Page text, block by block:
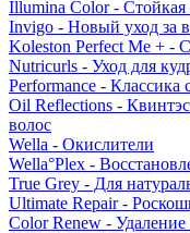
Illumina Color - Стойкая
Invigo - Новый уход за
Koleston Perfect Me + -
Nutricurls - Уход для
Performance - Классика
Oil Reflections -
волос
Wella - Окислители
Wella°Plex -
True Grey - Для
Ultimate Repair -
Color Renew - Удаление